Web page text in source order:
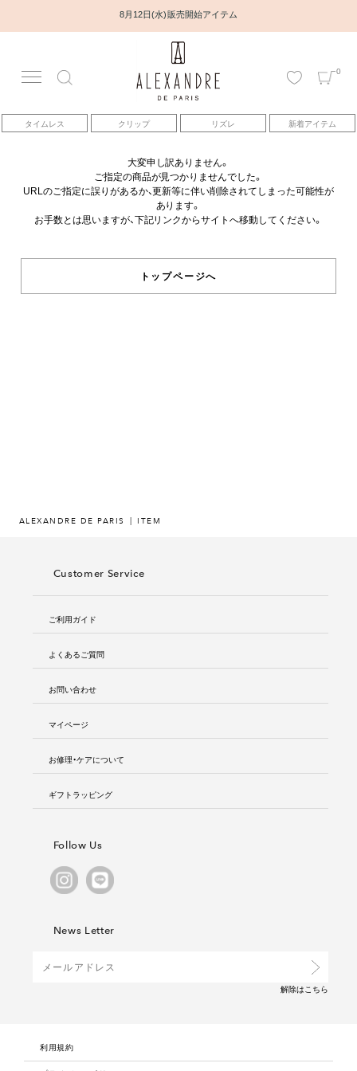
8月12日(水) 販売開始アイテム
0
タイムレス クリップ リズレ 新着アイテム
アカウント
アイテム
ベストセラー
コレクション
大変申し訳ありません。
ご指定の商品が見つかりませんでした。
URLのご指定に誤りがあるか、更新等に伴い削除されてしまった可能性が
あります。
お手数とは思いますが、下記リンクからサイトへ移動してください。
トップページへ
ALEXANDRE DE PARIS ITEM
Customer Service
ご利用ガイド
よくあるご質問
お問い合わせ
マイページ
お修理・ケアについて
ギフトラッピング
Follow Us
News Letter
解除はこちら
利用規約